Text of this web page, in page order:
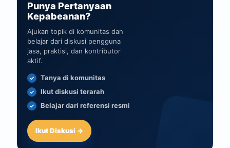
Punya Pertanyaan
Kepabeanan?
Ajukan topik di komunitas dan
belajar dari diskusi pengguna
jasa, praktisi, dan kontributor
aktif.
Tanya di komunitas
Ikut diskusi terarah
Belajar dari referensi resmi
Ikut Diskusi →